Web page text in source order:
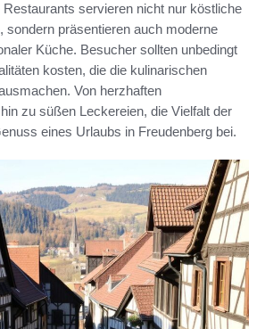
servieren nicht nur köstliche
sondern präsentieren auch moderne
Küche. Besucher sollten unbedingt
kosten, die die kulinarischen
Von herzhaften
zu süßen Leckereien, die Vielfalt der
eines Urlaubs in Freudenberg bei.